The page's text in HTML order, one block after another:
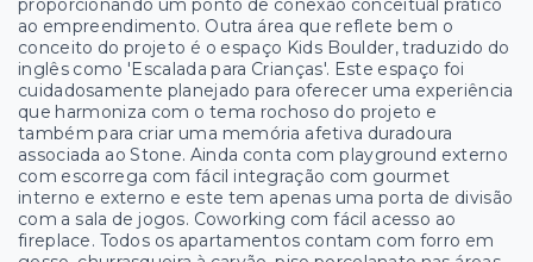
proporcionando um ponto de conexão conceitual prático
ao empreendimento. Outra área que reflete bem o
conceito do projeto é o espaço Kids Boulder, traduzido do
inglês como 'Escalada para Crianças'. Este espaço foi
cuidadosamente planejado para oferecer uma experiência
que harmoniza com o tema rochoso do projeto e
também para criar uma memória afetiva duradoura
associada ao Stone. Ainda conta com playground externo
com escorrega com fácil integração com gourmet
interno e externo e este tem apenas uma porta de divisão
com a sala de jogos. Coworking com fácil acesso ao
fireplace. Todos os apartamentos contam com forro em